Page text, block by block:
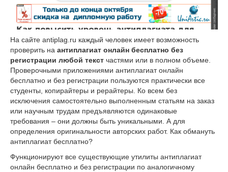
На сайте antiplag.ru каждый человек имеет возможность
проверить на антиплагиат онлайн бесплатно без
регистрации любой текст частями или в полном объеме.
Проверочными приложениями антиплагиат онлайн
бесплатно и без регистрации пользуются практически все
студенты, копирайтеры и рерайтеры. Ко всем без
исключения самостоятельно выполненным статьям на заказ
или научным трудам предъявляются одинаковые
требования – они должны быть уникальными. А для
определения оригинальности авторских работ. Как обмануть
антиплагиат бесплатно?
Функционируют все существующие утилиты антиплагиат
онлайн бесплатно и без регистрации по аналогичному